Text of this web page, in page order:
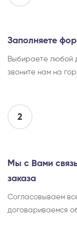
Заполняете
Выбираете любой
звоните нам на
2
Мы с Вами
заказа
Согласовываем
договариваемся